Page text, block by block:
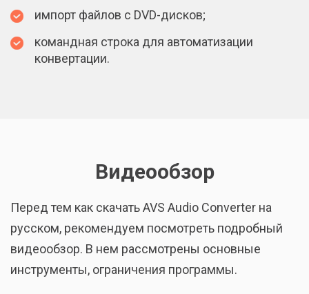
импорт файлов с DVD-дисков;
командная строка для автоматизации
конвертации.
Видеообзор
Перед тем как скачать AVS Audio Converter на
русском, рекомендуем посмотреть подробный
видеообзор. В нем рассмотрены основные
инструменты, ограничения программы.